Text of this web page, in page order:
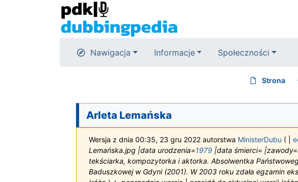
Nawigacja Informacje Społeczności
Strona
Arleta Lemańska
Wersja z dnia 00:35, 23 gru 2022 autorstwa MinisterDubu (
Lemańska.jpg |data urodzenia=1979 |data śmierci=
tekściarka, kompozytorka i aktorka. Absolwentka
Baduszkowej w Gdyni (2001). W 2003 roku zdała egzamin